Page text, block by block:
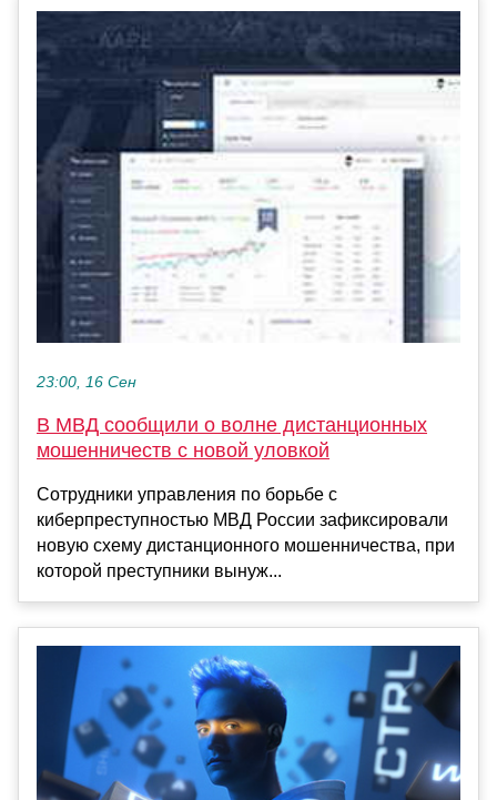
23:00, 16 Сен
В МВД сообщили о волне дистанционных
мошенничеств с новой уловкой
Сотрудники управления по борьбе с
киберпреступностью МВД России зафиксировали
новую схему дистанционного мошенничества, при
которой преступники вынуж...